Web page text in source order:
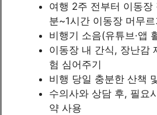
여행 2주 전부터 이동
분~1시간 이동장 머무
비행기 소음(유튜브·앱
이동장 내 간식, 장난감
험 심어주기
비행 당일 충분한 산책
수의사와 상담 후, 필요
약 사용